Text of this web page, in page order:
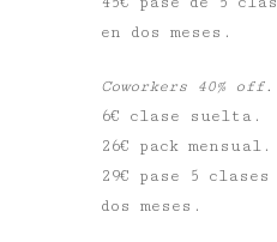
en dos meses.
Coworkers 40% off.
6€ clase suelta.
26€ pack mensual.
29€ pase 5
dos meses.